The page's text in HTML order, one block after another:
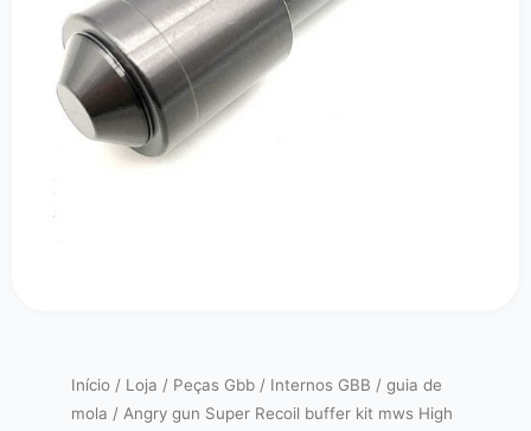
Início / Loja / Peças Gbb / Internos GBB / guia de
mola / Angry gun Super Recoil buffer kit mws High